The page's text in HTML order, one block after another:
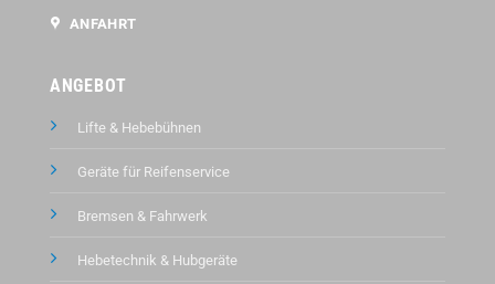
ANFAHRT
ANGEBOT
Lifte & Hebebühnen
Geräte für Reifenservice
Bremsen & Fahrwerk
Hebetechnik & Hubgeräte